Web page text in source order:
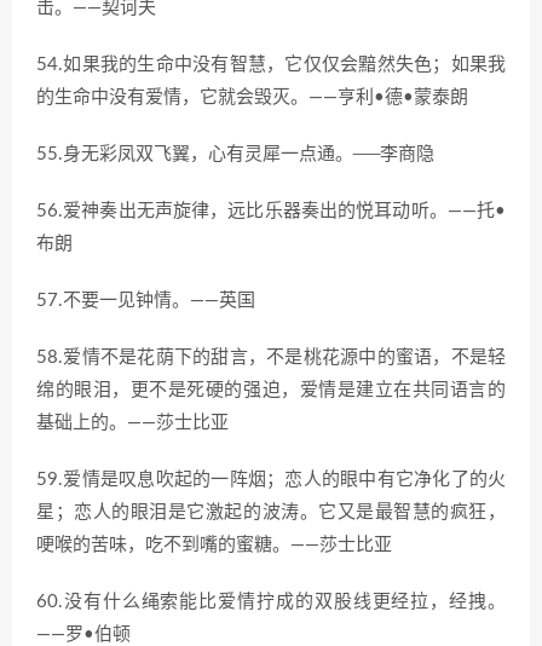
击。——契诃夫
54.如果我的生命中没有智慧，它仅仅会黯然失色；如果我
的生命中没有爱情，它就会毁灭。——亨利•德•蒙泰朗
55.身无彩凤双飞翼，心有灵犀一点通。──李商隐
56.爱神奏出无声旋律，远比乐器奏出的悦耳动听。——托•
布朗
57.不要一见钟情。——英国
58.爱情不是花荫下的甜言，不是桃花源中的蜜语，不是轻
绵的眼泪，更不是死硬的强迫，爱情是建立在共同语言的
基础上的。——莎士比亚
59.爱情是叹息吹起的一阵烟；恋人的眼中有它净化了的火
星；恋人的眼泪是它激起的波涛。它又是最智慧的疯狂，
哽喉的苦味，吃不到嘴的蜜糖。——莎士比亚
60.没有什么绳索能比爱情拧成的双股线更经拉，经拽。
——罗•伯顿